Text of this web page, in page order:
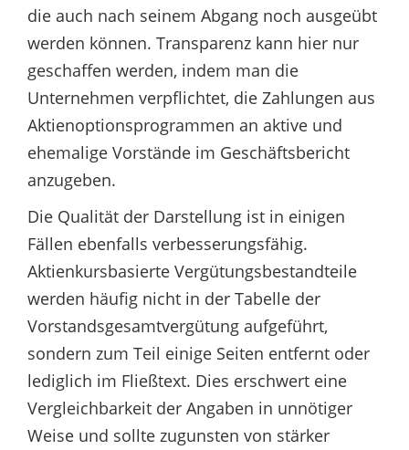
die auch nach seinem Abgang noch ausgeübt
werden können. Transparenz kann hier nur
geschaffen werden, indem man die
Unternehmen verpflichtet, die Zahlungen aus
Aktienoptionsprogrammen an aktive und
ehemalige Vorstände im Geschäftsbericht
anzugeben.
Die Qualität der Darstellung ist in einigen
Fällen ebenfalls verbesserungsfähig.
Aktienkursbasierte Vergütungsbestandteile
werden häufig nicht in der Tabelle der
Vorstandsgesamtvergütung aufgeführt,
sondern zum Teil einige Seiten entfernt oder
lediglich im Fließtext. Dies erschwert eine
Vergleichbarkeit der Angaben in unnötiger
Weise und sollte zugunsten von stärker